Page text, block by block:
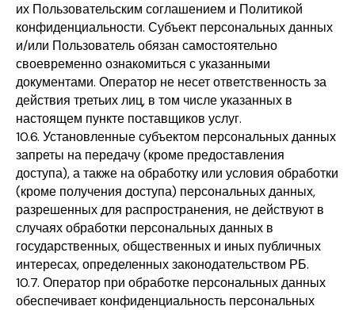
их Пользовательским соглашением и Политикой
конфиденциальности. Субъект персональных данных
и/или Пользователь обязан самостоятельно
своевременно ознакомиться с указанными
документами. Оператор не несет ответственность за
действия третьих лиц, в том числе указанных в
настоящем пункте поставщиков услуг.
10.6. Установленные субъектом персональных данных
запреты на передачу (кроме предоставления
доступа), а также на обработку или условия обработки
(кроме получения доступа) персональных данных,
разрешенных для распространения, не действуют в
случаях обработки персональных данных в
государственных, общественных и иных публичных
интересах, определенных законодательством РБ.
10.7. Оператор при обработке персональных данных
обеспечивает конфиденциальность персональных